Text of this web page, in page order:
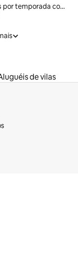
Locações por temporada com piscina
de vilas